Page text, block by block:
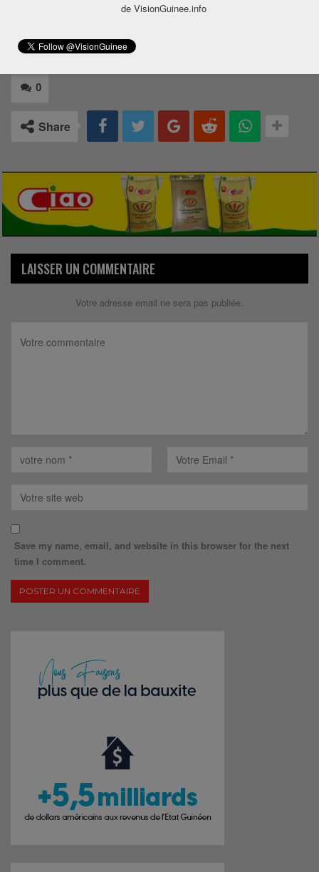
0
Share
LAISSER UN COMMENTAIRE
Votre adresse email ne sera pas publiée.
Save my name, email, and website in this browser for the next
time I comment.
de VisionGuinee.info